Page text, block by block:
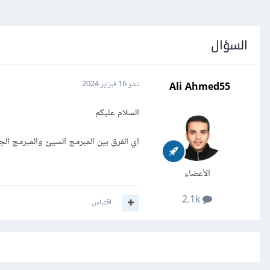
السؤال
Ali Ahmed55
الأعضاء
نشر16 فبراير 2024
السلام عليكم
اي الفرق بين المبرمج السيئ والمبرمج
اقتباس